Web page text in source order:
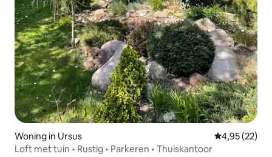
Woning in Ursus Gemiddelde
4,95 (22)
Loft met tuin • Rustig • Parkeren • Thuiskantoor